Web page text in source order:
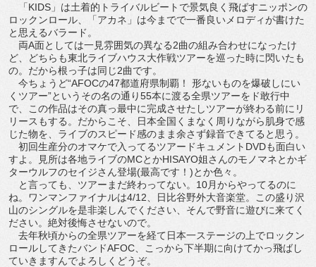
「KIDS」は土着的トライバルビートで景気良く飛ばすニッポンの
ロックンロール、「アカネ」は今までで一番良いメロディが書けた
と思えるバラード。
両A面としては一見雰囲気の異なる2曲の組み合わせになったけ
ど、どちらも東北ライブハウス大作戦ツアーを巡った時に閃いたも
の。だから根っ子は同じ2曲です。
今ちょうど“AFOCの47都道府県制覇！ 形ないものを爆破しにい
くツアー”というその名の通り55本に渡る全県ツアーをド敢行中
で、この作品はその真っ最中に完成させたしツアーが終わる前にリ
リースもする。だからこそ、日本全国くまなく周りながら肌身で感
じた物を、ライブのスピード感のまま余さず録音できてると思う。
初回生産分のオマケで入ってるツアードキュメントDVDも面白い
すよ。見所は各地ライブのMCとかHISAYO姐さんのモノマネとかギ
ターウルフのセイジさん登場(最高です！)とか色々。
と言っても、ツアーまだ終わってない。10月からやってるのに
ね。ワンマンファイナルは4/12、日比谷野外大音楽堂。この盛り沢
山のシングルを是非楽しんでください、そんで野音に遊びに来てく
ださい。絶対後悔させないので。
去年秋頃からの全県ツアーを経て日本一ステージの上でロックン
ロールしてきたバンドAFOC、こっから下半期に向けてかっ飛ばし
ていきますんでよろしくどうぞ。